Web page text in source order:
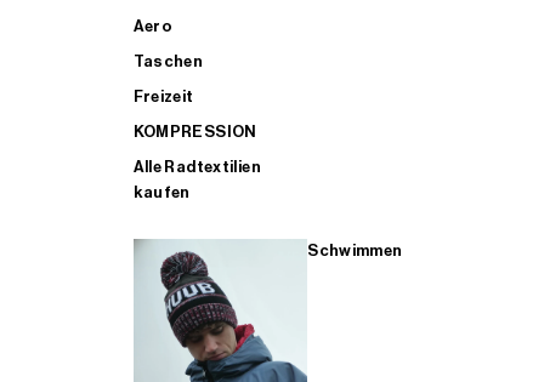
Aero
Taschen
Freizeit
KOMPRESSION
Alle Radtextilien
kaufen
Schwimmen